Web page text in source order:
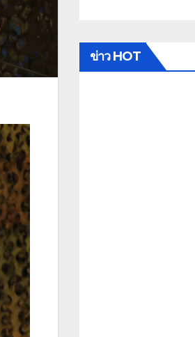
ข่าว HOT